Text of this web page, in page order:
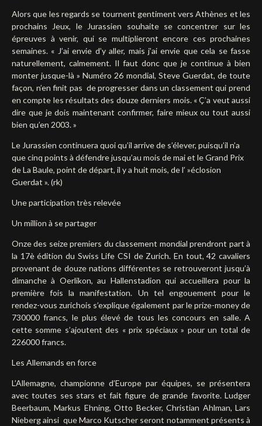
Alors que les regards se tournent gentiment vers Athènes et les
prochains Jeux, le Jurassien souhaite se concentrer sur les
épreuves à venir, qui se multiplieront encore ces prochaines
semaines. « J’ai envie d’y aller, mais j’ai envie que cela se fasse
naturellement, calmement. Il faut donc que je continue à bien
monter jusque-là » Numéro 26 mondial, Steve Guerdat, de toute
façon, n’en finit pas de progresser dans un classement qui prend
en compte les résultats des douze derniers mois. « Ç’a veut aussi
dire que je dois maintenant confirmer, faire mieux ou tout aussi
bien qu’en 2003. »
Le Jurassien continuera quoi qu’il arrive de s’élever, puisqu’il n’a
que cinq points à défendre jusqu’au mois de mai et le Grand Prix
de La Baule, point de départ, il y a huit mois, de l’ »éclosion
Guerdat ». (rk)
Une participation très relevée
Un million à se partager
Onze des seize premiers du classement mondial prendront part à
la 17è édition du Swiss Life CSI de Zurich. En tout, 42 cavaliers
provenant de douze nations différentes se retrouveront jusqu’à
dimanche à Oerlikon, au Hallenstadion qui accueillera pour la
première fois la manifestation. Un tel engouement pour le
rendez-vous zurichois s’explique également par le prize-money de
730000 francs, le plus élevé de tous les concours en salle. A
cette somme s’ajoutent des « prix spéciaux » pour un total de
226000 francs.
Les Allemands en force
L’Allemagne, championne d’Europe par équipes, se présentera
avec toutes ses stars et fait figure de grande favorite. Ludger
Beerbaum, Markus Ehning, Otto Becker, Christian Ahlman, Lars
Nieberg ainsi que Marco Kutscher seront notamment présents à